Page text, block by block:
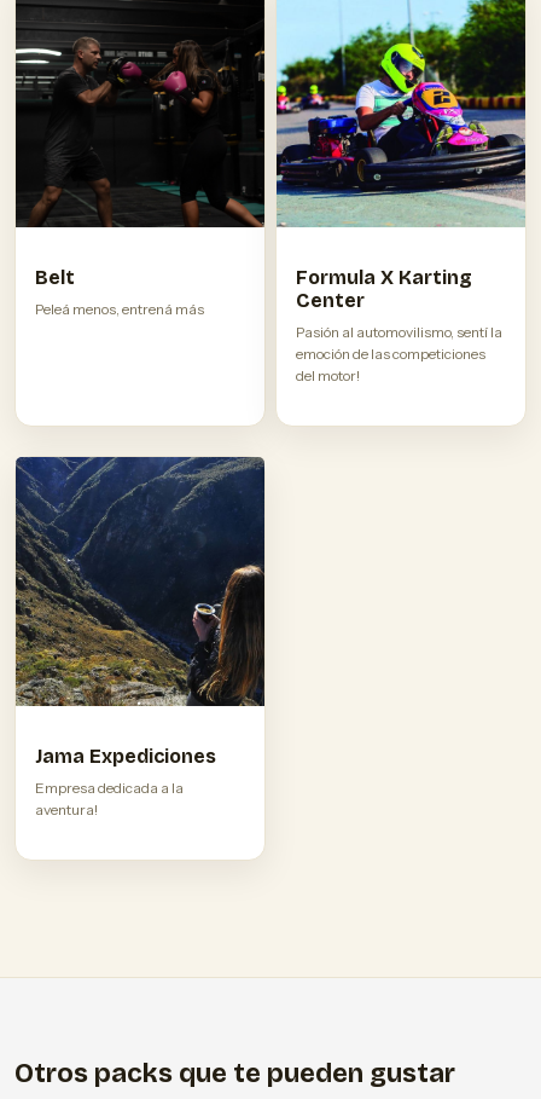
Belt
Peleá menos, entrená más
Formula X Karting
Center
Pasión al automovilismo, sentí la
emoción de las competiciones
del motor!
Jama Expediciones
Empresa dedicada a la
aventura!
Otros packs que te pueden gustar